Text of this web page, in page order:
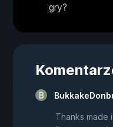
gry?
Thanks made